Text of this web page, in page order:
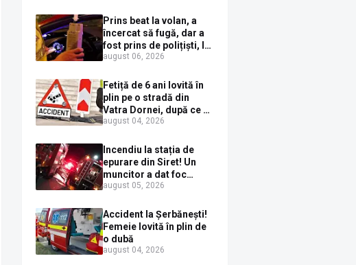
distruse
Prins beat la volan, a
încercat să fugă, dar a
fost prins de polițiști, la
Dorna Candrenilor.
1,59 mg/l alcool pur în
aerul expirat
august 06, 2026
Fetiță de 6 ani lovită în
plin pe o stradă din
Vatra Dornei, după ce a
ieșit în fața mașinii prin
august 04, 2026
Incendiu la stația de
epurare din Siret! Un
muncitor a dat foc
pompelor de apă în timp
combustibil
august 05, 2026
Accident la Șerbănești!
Femeie lovită în plin de
o dubă
august 04, 2026